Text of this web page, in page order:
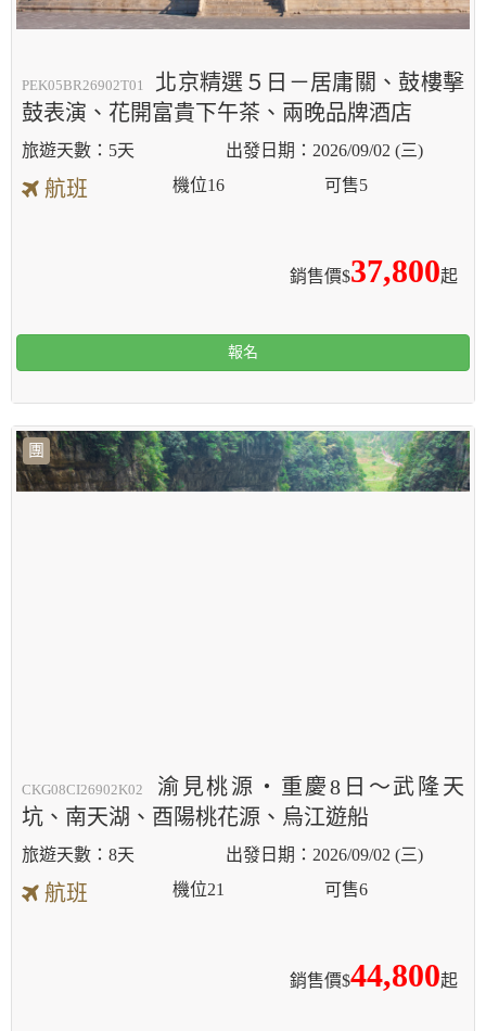
PEK05BR26902T01
北京精選５日－居庸關、鼓樓擊
鼓表演、花開富貴下午茶、兩晚品牌酒店
5天 2026/09/02 (三)
航班
銷售價$37,800起
機位16 可售5
報名
團
CKG08CI26902K02
渝見桃源・重慶8日～武隆天
坑、南天湖、酉陽桃花源、烏江遊船
8天 2026/09/02 (三)
航班
銷售價$44,800起
機位21 可售6